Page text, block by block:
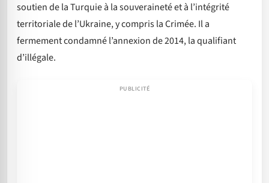
soutien de la Turquie à la souveraineté et à l’intégrité
territoriale de l’Ukraine, y compris la Crimée. Il a
fermement condamné l’annexion de 2014, la qualifiant
d’illégale.